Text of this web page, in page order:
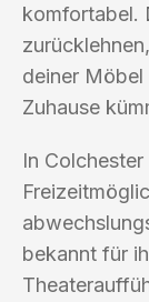
komfortabel.
deiner Möbel
Zuhause
In
bekannt für